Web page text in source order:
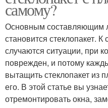
самому?
Основным составляющим
становится стеклопакет.
случаются ситуации, при
поврежден, и потому
вытащить стеклопакет из
его. В этой статье вы
отремонтировать окна,